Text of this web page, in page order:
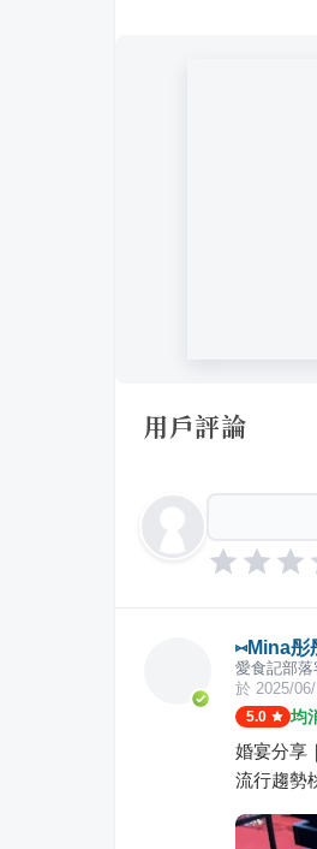
用戶評論
⑅Mina彤
愛食記部落
於 2025/
5.0 均
婚宴分享
流行趨勢